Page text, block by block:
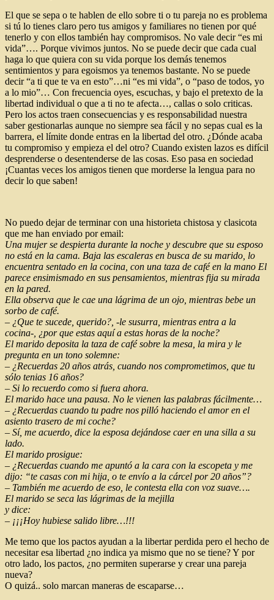
El que se sepa o te hablen de ello sobre ti o tu pareja no es problema
si tú lo tienes claro pero tus amigos y familiares no tienen por qué
tenerlo y con ellos también hay compromisos. No vale decir “es mi
vida”…. Porque vivimos juntos. No se puede decir que cada cual
haga lo que quiera con su vida porque los demás tenemos
sentimientos y para egoismos ya tenemos bastante. No se puede
decir “a ti que te va en esto”…ni “es mi vida”, o “paso de todos, yo
a lo mio”… Con frecuencia oyes, escuchas, y bajo el pretexto de la
libertad individual o que a ti no te afecta…, callas o solo criticas.
Pero los actos traen consecuencias y es responsabilidad nuestra
saber gestionarlas aunque no siempre sea fácil y no sepas cual es la
barrera, el límite donde entras en la libertad del otro. ¿Dónde acaba
tu compromiso y empieza el del otro? Cuando existen lazos es difícil
desprenderse o desentenderse de las cosas. Eso pasa en sociedad
¡Cuantas veces los amigos tienen que morderse la lengua para no
decir lo que saben!
No puedo dejar de terminar con una historieta chistosa y clasicota
que me han enviado por email:
Una mujer se despierta durante la noche y descubre que su esposo
no está en la cama. Baja las escaleras en busca de su marido, lo
encuentra sentado en la cocina, con una taza de café en la mano El
parece ensimismado en sus pensamientos, mientras fija su mirada
en la pared.
Ella observa que le cae una lágrima de un ojo, mientras bebe un
sorbo de café.
– ¿Que te sucede, querido?, -le susurra, mientras entra a la
cocina-, ¿por que estas aquí a estas horas de la noche?
El marido deposita la taza de café sobre la mesa, la mira y le
pregunta en un tono solemne:
– ¿Recuerdas 20 años atrás, cuando nos comprometimos, que tu
sólo tenias 16 años?
– Si lo recuerdo como si fuera ahora.
El marido hace una pausa. No le vienen las palabras fácilmente…
– ¿Recuerdas cuando tu padre nos pilló haciendo el amor en el
asiento trasero de mi coche?
– Sí, me acuerdo, dice la esposa dejándose caer en una silla a su
lado.
El marido prosigue:
– ¿Recuerdas cuando me apuntó a la cara con la escopeta y me
dijo: “te casas con mi hija, o te envío a la cárcel por 20 años”?
– También me acuerdo de eso, le contesta ella con voz suave….
El marido se seca las lágrimas de la mejilla
y dice:
– ¡¡¡Hoy hubiese salido libre…!!!
Me temo que los pactos ayudan a la libertar perdida pero el hecho de
necesitar esa libertad ¿no indica ya mismo que no se tiene? Y por
otro lado, los pactos, ¿no permiten superarse y crear una pareja
nueva?
O quizá.. solo marcan maneras de escaparse…